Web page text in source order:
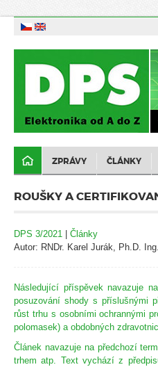
ZPRÁVY ČLÁNKY
ROUŠKY A
DPS 3/2021 | Články
Autor: RNDr. Karel Jurák, Ph.D.
Následující příspěvek navazuje
posuzování shody s příslušnými
růst trhu s osobními ochrannými
polomasek) a obdobných
Článek navazuje na předchozí
trhem atp. Text vychází z